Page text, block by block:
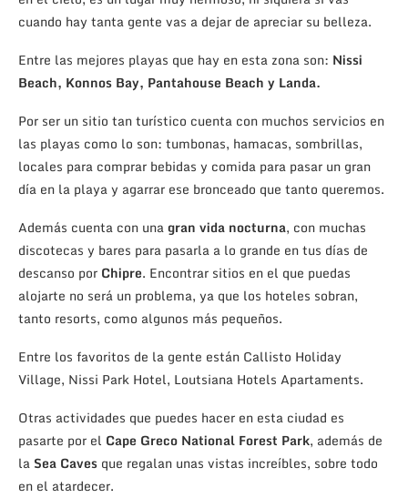
cuando hay tanta gente vas a dejar de apreciar su belleza.
Entre las mejores playas que hay en esta zona son: Nissi
Beach, Konnos Bay, Pantahouse Beach y Landa.
Por ser un sitio tan turístico cuenta con muchos servicios en
las playas como lo son: tumbonas, hamacas, sombrillas,
locales para comprar bebidas y comida para pasar un gran
día en la playa y agarrar ese bronceado que tanto queremos.
Además cuenta con unagran vida nocturna, con muchas
discotecas y bares para pasarla a lo grande en tus días de
descanso por Chipre. Encontrar sitios en el que puedas
alojarte no será un problema, ya que los hoteles sobran,
tanto resorts, como algunos más pequeños.
Entre los favoritos de la gente están Callisto Holiday
Village, Nissi Park Hotel, Loutsiana Hotels Apartaments.
Otras actividades que puedes hacer en esta ciudad es
pasarte por el Cape Greco National Forest Park, además de
la Sea Caves que regalan unas vistas increíbles, sobre todo
en el atardecer.